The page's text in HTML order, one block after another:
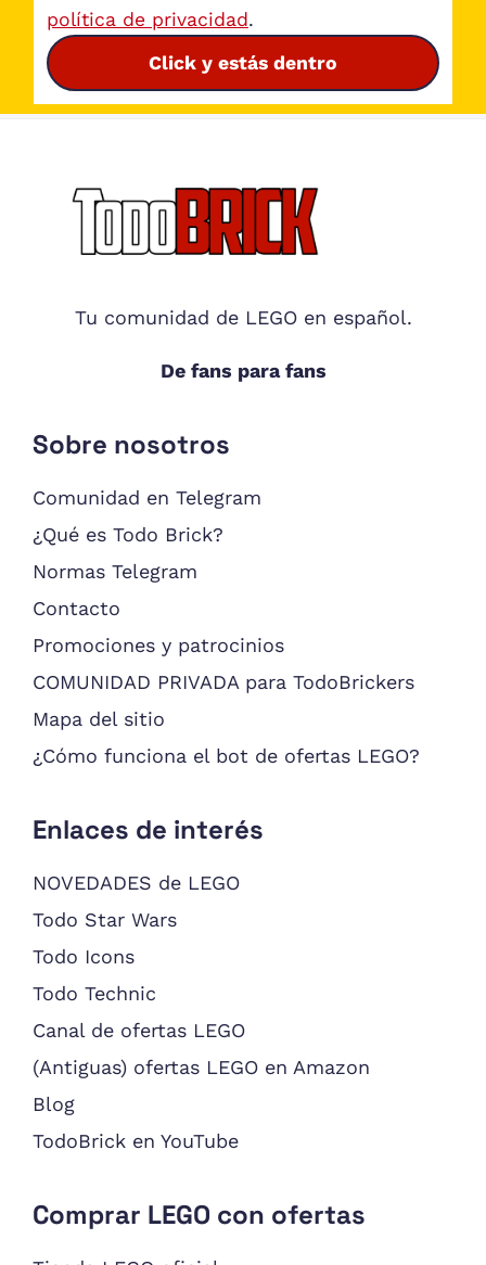
política de privacidad.
Click y estás dentro
Footer
Tu comunidad de LEGO en español.
De fans para fans
Sobre nosotros
Comunidad en Telegram
¿Qué es Todo Brick?
Normas Telegram
Contacto
Promociones y patrocinios
COMUNIDAD PRIVADA para TodoBrickers
Mapa del sitio
¿Cómo funciona el bot de ofertas LEGO?
Enlaces de interés
NOVEDADES de LEGO
Todo Star Wars
Todo Icons
Todo Technic
Canal de ofertas LEGO
(Antiguas) ofertas LEGO en Amazon
Blog
TodoBrick en YouTube
Comprar LEGO con ofertas